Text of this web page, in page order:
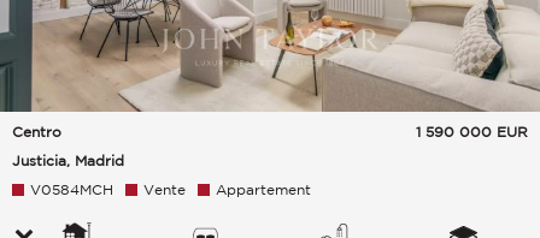
Centro
Justicia, Madrid
1 590 000 EUR
V0584MCH Vente Appartement